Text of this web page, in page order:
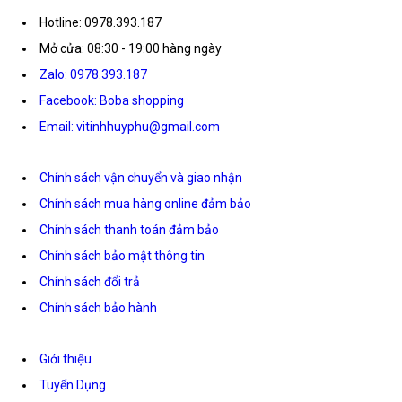
Hotline: 0978.393.187
Mở cửa: 08:30 - 19:00 hàng ngày
Zalo: 0978.393.187
Facebook: Boba shopping
Email: vitinhhuyphu@gmail.com
Chính sách vận chuyển và giao nhận
Chính sách mua hàng online đảm bảo
Chính sách thanh toán đảm bảo
Chính sách bảo mật thông tin
Chính sách đổi trả
Chính sách bảo hành
Giới thiệu
Tuyển Dụng